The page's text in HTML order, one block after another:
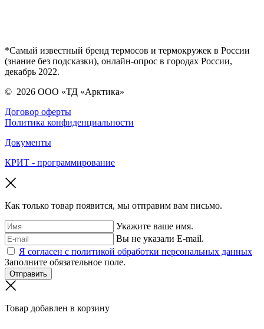
*Самый известный бренд термосов и термокружек в России
(знание без подсказки), онлайн-опрос в городах России,
декабрь 2022.
© 2026 ООО «ТД «Арктика»
Договор оферты
Политика конфиденциальности
Документы
КРИТ - программирование
Как только товар появится, мы отправим вам письмо.
Укажите ваше имя.
Вы не указали E-mail.
Я согласен с политикой обработки персональных данных
Заполните обязательное поле.
Отправить
Товар добавлен в корзину